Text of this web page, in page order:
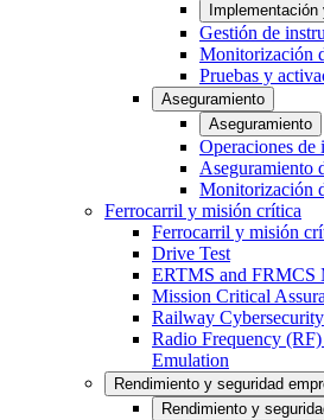
Gestión de
Monitorización
Pruebas y
Aseguramiento
Aseguramiento
Operaciones
Aseguramiento
Monitorización
Ferrocarril y misión crítica
Ferrocarril y misión
Drive Test
ERTMS and FRMCS
Mission Critical
Railway Cybersecurity
Radio Frequency
Emulation
Rendimiento y seguridad
Rendimiento y